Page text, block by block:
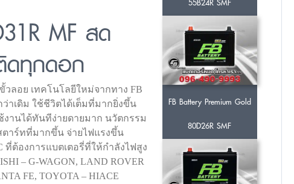
MF สด
ดทุกดอก
วลอย เทคโนโลยีใหม่จากทาง FB
าเดิม ใช้ชีวิตได้เต็มที่มากยิ่งขึ้น
านได้ทันทีง่ายดายมาก นวัตกรรม
ตาร์ทที่มากขึ้น จ่ายไฟแรงขึ้น
ที่ต้องการแบตเตอรี่ที่ให้กำลังไฟสูง
– G-WAGON, LAND ROVER
FE, TOYOTA – HIACE
FB Battery Premium Gold
80D26R SMF